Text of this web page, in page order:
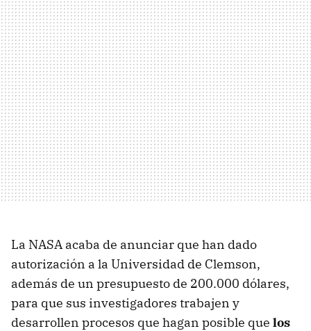
La NASA acaba de anunciar que han dado
autorización a la Universidad de Clemson,
además de un presupuesto de 200.000 dólares,
para que sus investigadores trabajen y
desarrollen procesos que hagan posible que los